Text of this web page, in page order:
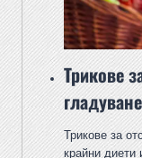
Трикове
Трикове за
крайни диети